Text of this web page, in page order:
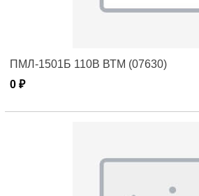
ПМЛ-1501Б 110В ВТМ (07630)
0 ₽